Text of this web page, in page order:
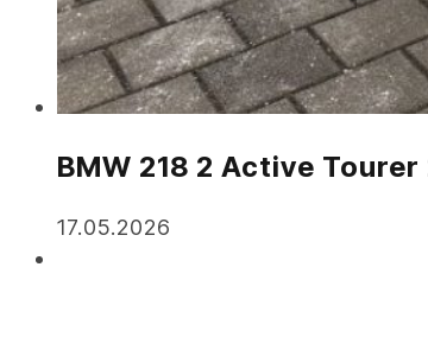
BMW 218 2 Active Tourer
17.05.2026